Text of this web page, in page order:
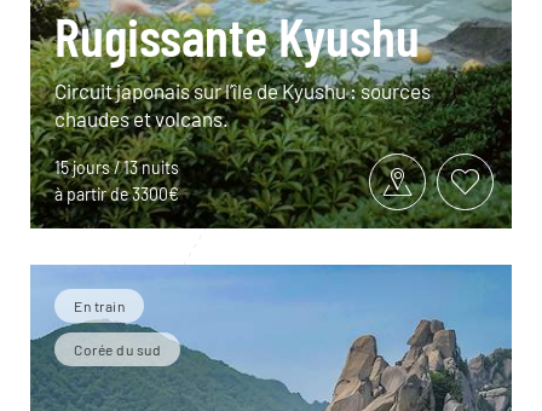
Rugissante Kyushu
Circuit japonais sur l’île de Kyushu : sources
chaudes et volcans.
15 jours / 13 nuits
à partir de 3300€
En train
Corée du sud